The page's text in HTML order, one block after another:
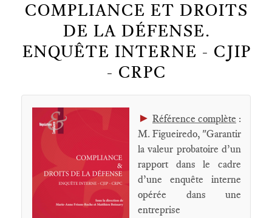
COMPLIANCE ET DROITS
DE LA DÉFENSE.
ENQUÊTE INTERNE - CJIP
- CRPC
► Référence complète :
M. Figueiredo, "Garantir
la valeur probatoire d’un
rapport dans le cadre
d’une enquête interne
opérée dans une
entreprise